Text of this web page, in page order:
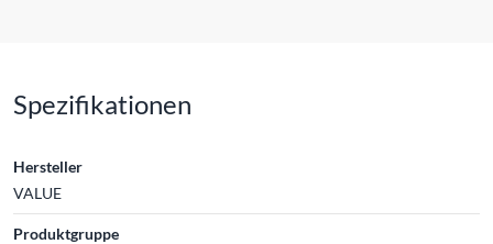
Spezifikationen
Hersteller
VALUE
Produktgruppe